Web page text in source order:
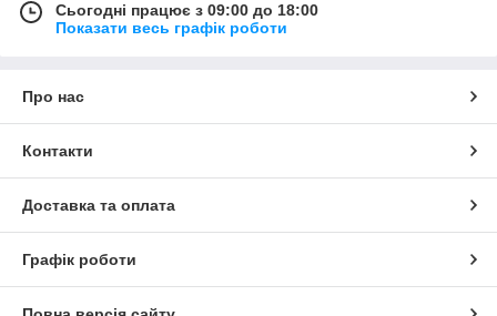
Сьогодні працює з 09:00 до 18:00
Показати весь графік роботи
Про нас
Контакти
Доставка та оплата
Графік роботи